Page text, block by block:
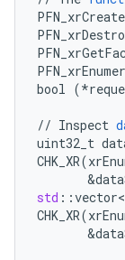
bool (*
// Inspect
uint32_t
CHK_XR(
&
std : :
CHK_XR(
&